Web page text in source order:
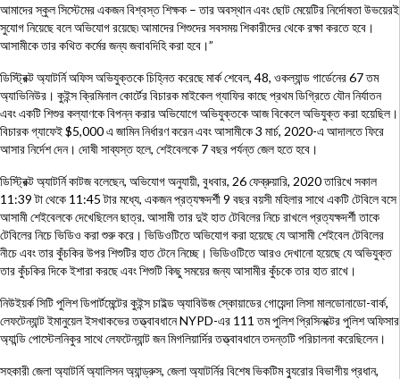
আমাদের স্কুল সিস্টেমের একজন বিশ্বস্ত শিক্ষক – তার অবস্থান এবং ছোট মেয়েটির নির্দোষতা উভয়েরই
সুযোগ নিয়েছে বলে অভিযোগ রয়েছে৷ আমাদের শিশুদের সবসময় শিকারীদের থেকে রক্ষা করতে হবে।
আসামীকে তার কথিত কর্মের জন্য জবাবদিহি করা হবে।”
ডিস্ট্রিক্ট অ্যাটর্নি অফিস অভিযুক্তকে চিহ্নিত করেছে মার্ক শেবেল, 48, ওকল্যান্ড গার্ডেনের 67 তম
অ্যাভিনিউর। কুইন্স ক্রিমিনাল কোর্টের বিচারক মাইকেল গ্যাফির কাছে প্রথম ডিগ্রিতে যৌন নির্যাতন
এবং একটি শিশুর কল্যাণকে বিপন্ন করার অভিযোগে অভিযুক্তকে আজ বিকেলে অভিযুক্ত করা হয়েছিল।
বিচারক গ্যাফেই $5,000 এ জামিন নির্ধারণ করেন এবং আসামীকে 3 মার্চ, 2020-এ আদালতে ফিরে
আসার নির্দেশ দেন। দোষী সাব্যস্ত হলে, শেইবেলকে 7 বছর পর্যন্ত জেল হতে হবে।
ডিস্ট্রিক্ট অ্যাটর্নি কাটজ বলেছেন, অভিযোগ অনুযায়ী, বুধবার, 26 ফেব্রুয়ারি, 2020 তারিখে সকাল
11:39 টা থেকে 11:45 টার মধ্যে, একজন প্রত্যক্ষদর্শী 9 বছর বয়সী মহিলার সাথে একটি টেবিলে বসে
আসামী শেইবেলকে দেখেছিলেন ছাত্র. আসামী তার দুই হাত টেবিলের নিচে রাখলে প্রত্যক্ষদর্শী তাকে
টেবিলের নিচে ভিডিও করা শুরু করে। ভিডিওটিতে অভিযোগ করা হয়েছে যে আসামী শেইবেল টেবিলের
নীচে এবং তার কুঁচকির উপর শিশুটির হাত টেনে নিচ্ছে। ভিডিওটিতে আরও দেখানো হয়েছে যে অভিযুক্ত
তার কুঁচকির দিকে ইশারা করছে এবং শিশুটি কিছু সময়ের জন্য আসামীর কুঁচকে তার হাত রাখে।
নিউইয়র্ক সিটি পুলিশ ডিপার্টমেন্টের কুইন্স চাইল্ড অ্যাবিউজ স্কোয়াডের গোয়েন্দা লিসা মালডোনাডো-বার্ক,
লেফটেন্যান্ট ইমানুয়েল ইসখাকভের তত্ত্বাবধানে NYPD-এর 111 তম পুলিশ প্রিসিনক্টের পুলিশ অফিসার
অ্যান্ডি পোস্টেলনিকুর সাথে লেফটেন্যান্ট জন মিগলিয়ার্দির তত্ত্বাবধানে তদন্তটি পরিচালনা করেছিলেন।
সহকারী জেলা অ্যাটর্নি অ্যালিসন অ্যান্ড্রুস, জেলা অ্যাটর্নির বিশেষ ভিকটিম ব্যুরোর বিভাগীয় প্রধান,